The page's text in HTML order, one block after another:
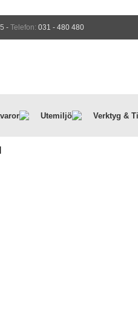
- Telefon: 031 - 480 480
Utemiljö Verktyg &